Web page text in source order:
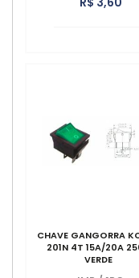
CHAVE GANGORRA
201N 4T 15A/20A
VERDE